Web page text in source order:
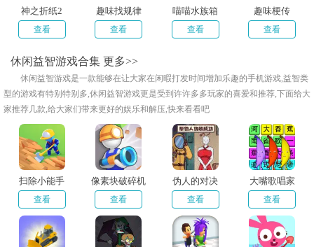
神之折纸2
查看
趣味找规律
查看
喵喵水族箱
查看
趣味梗传
查看
休闲益智游戏合集 更多>>
​休闲益智游戏是一款能够在让大家在闲暇打发时间增加乐趣的手机游戏,益智类
型的游戏有特别特别多,休闲益智游戏更是受到许许多多玩家的喜爱和推荐,下面给大
家推荐几款,给大家们带来更好的娱乐和解压,快来看看吧
扫除小能手
查看
像素块破碎机
查看
伪人的对决
查看
大嘴歌唱家
查看